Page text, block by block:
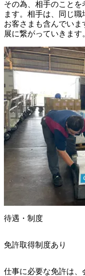
その為、相手のことを
ます。相手は、同じ
お客さまも含んでい
展に繋がっていきます
待遇・制度
免許取得制度あり
仕事に必要な免許は